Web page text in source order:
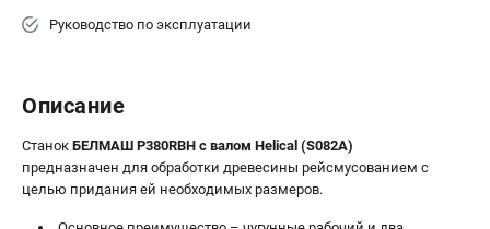
Руководство по эксплуатации
Описание
Станок БЕЛМАШ P380RBH с валом Helical (S082A)
предназначен для обработки древесины рейсмусованием с
целью придания ей необходимых размеров.